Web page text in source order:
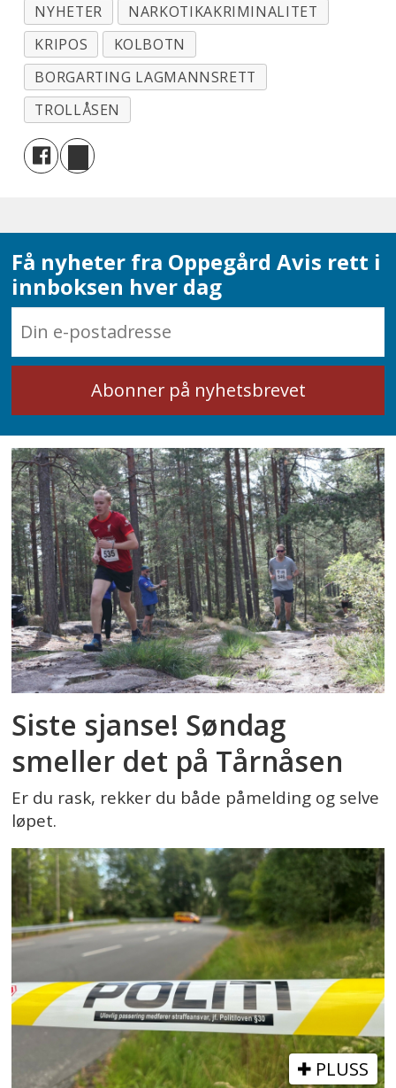
NYHETER
NARKOTIKAKRIMINALITET
KRIPOS
KOLBOTN
BORGARTING LAGMANNSRETT
TROLLÅSEN
Få nyheter fra Oppegård Avis rett i
innboksen hver dag
Siste sjanse! Søndag
smeller det på Tårnåsen
Er du rask, rekker du både påmelding og selve
løpet.
PLUSS